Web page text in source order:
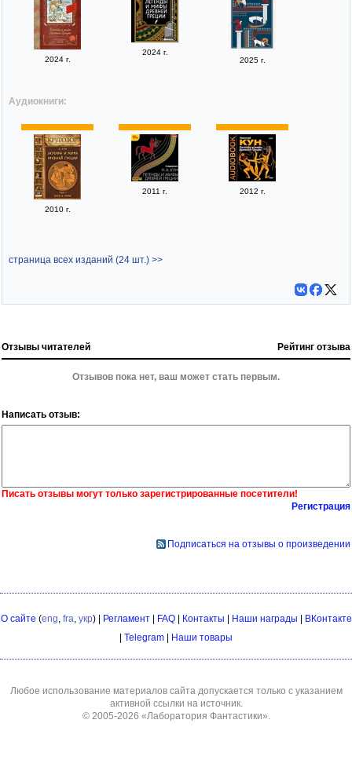
2024 г.
2024 г.
2025 г.
Аудиокниги:
2010 г.
2011 г. 2012 г.
страница всех изданий (24 шт.) >>
Отзывы читателей Рейтинг отзыва
Отзывов пока нет, ваш может стать первым.
Написать отзыв:
Писать отзывы могут только зарегистрированные посетители!
Регистрация
Подписаться на отзывы о произведении
О сайте (eng, fra, укр) | Регламент| FAQ| Контакты Наши награды
ВКонтакте
Telegram Наши товары
Любое использование материалов сайта допускается только с указанием
активной ссылки на источник.
© 2005-2026 «Лаборатория Фантастики».